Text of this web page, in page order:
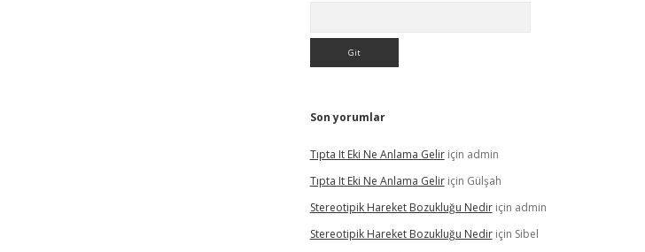
Son yorumlar
Tıpta It Eki Ne Anlama Geliriçin admin
Tıpta It Eki Ne Anlama Geliriçin Gülşah
Stereotipik Hareket Bozukluğu Nediriçin admin
Stereotipik Hareket Bozukluğu Nediriçin Sibel